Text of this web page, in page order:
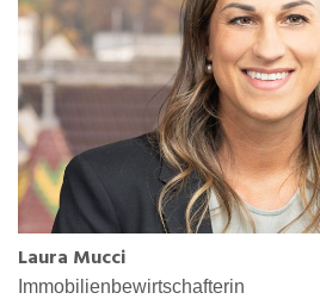
Laura Mucci
Immobilienbewirtschafterin